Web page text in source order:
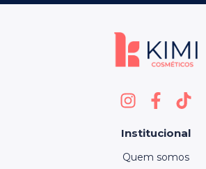
Institucional
Quem somos